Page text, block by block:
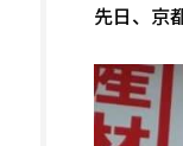
先日、京